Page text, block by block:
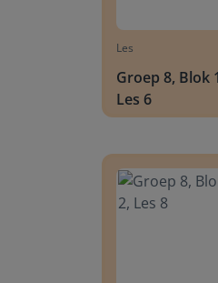
Les
Groep 8, Blok
Les 6